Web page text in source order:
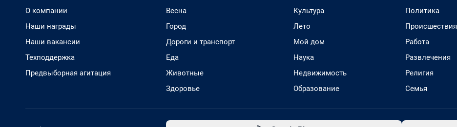
О компании
Наши награды
Наши вакансии
Техподдержка
Предвыборная агитация
Весна
Город
Дороги и транспорт
Еда
Животные
Здоровье
Культура
Лето
Мой дом
Наука
Недвижимость
Образование
Политика
Происшествия
Работа
Развлечения
Религия
Семья